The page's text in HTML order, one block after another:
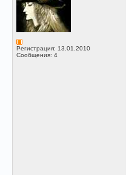
Регистрация: 13.01.2010
Сообщения: 4